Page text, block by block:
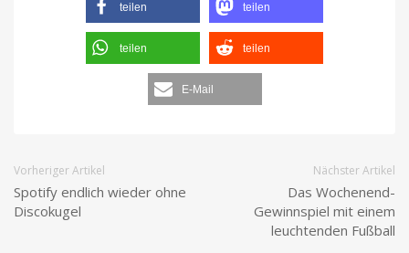
teilen teilen
teilen teilen
E-Mail
Vorheriger Artikel
Spotify endlich wieder ohne
Discokugel
Nächster Artikel
Das Wochenend-
Gewinnspiel mit einem
leuchtenden Fußball